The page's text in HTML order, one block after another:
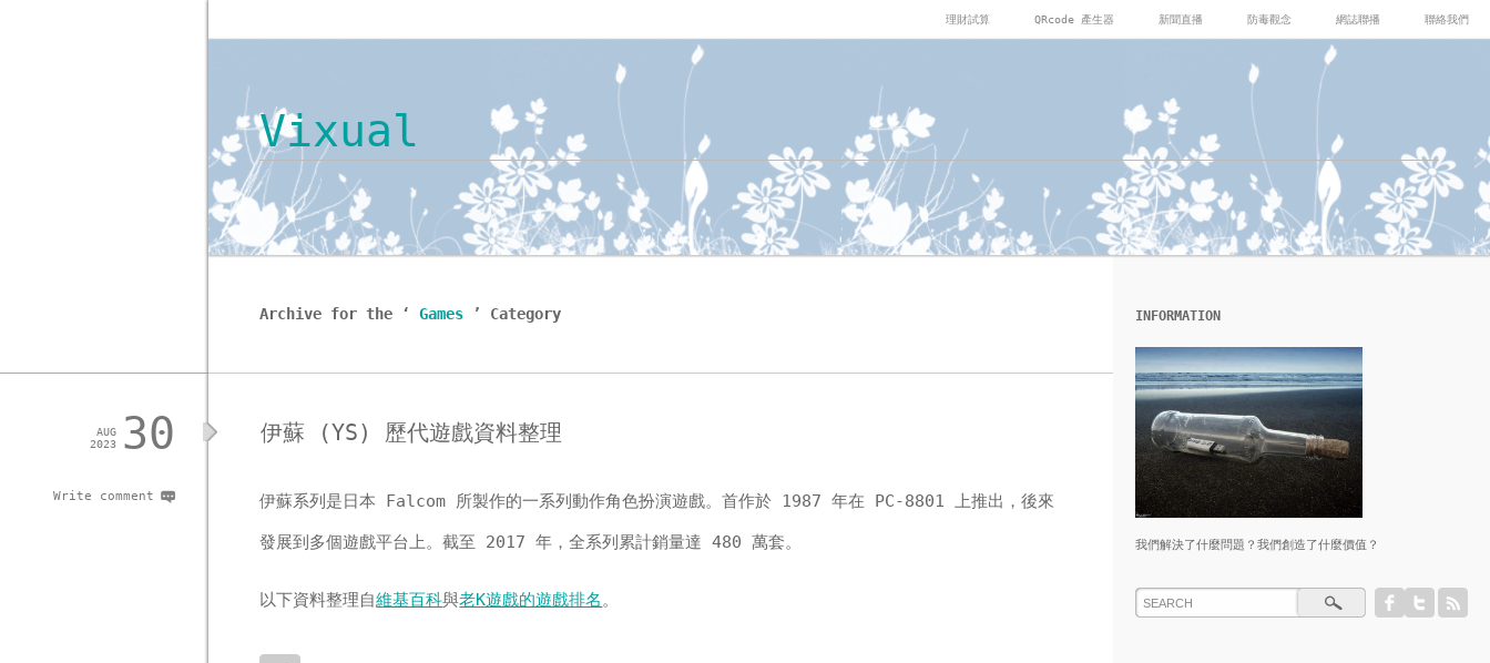
理財試算 QRcode 產生器 新聞直播 防毒觀念 網誌聯播 聯絡我們
Vixual
Archive for the ‘ Games ’ Category
伊蘇 (YS) 歷代遊戲資料整理
伊蘇系列是日本 Falcom 所製作的一系列動作角色扮演遊戲。首作於 1987 年在 PC-8801 上推出，後來
發展到多個遊戲平台上。截至 2017 年，全系列累計銷量達 480 萬套。
以下資料整理自維基百科與老K遊戲的遊戲排名。
30
AUG
2023
Write comment
INFORMATION
我們解決了什麼問題？我們創造了什麼價值？